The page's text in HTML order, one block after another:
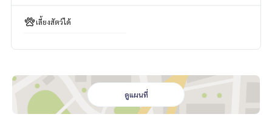
Line ID : thebest4396
www.tb.co.th
The Best Property Agent CO,.LTD. ผู้นำด้านธุรกิจนายหน้า ตัวแ
เลี้ยงสัตว์ได้
ดูแผนที่